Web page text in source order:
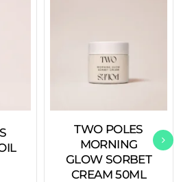
TWO POLES
MORNING
GLOW SORBET
CREAM 50ML